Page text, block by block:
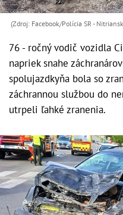
(Zdroj: Facebook/Polícia SR -
76 - ročný vodič vozidla
napriek snahe
spolujazdkyňa bola so
záchrannou službou do
utrpeli ľahké zranenia.